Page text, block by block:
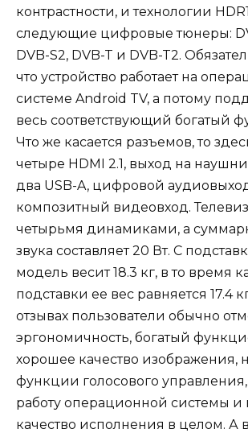
контрастности, и технологии
следующие цифровые тюнеры:
DVB-S2, DVB-T и DVB-T2.
что устройство работает на
системе Android TV, а потому
весь соответствующий богатый
Что же касается разъемов, то
четыре HDMI 2.1, выход на
два USB-A, цифровой
композитный видеовход.
четырьмя динамиками, а
звука составляет 20 Вт. С
модель весит 18.3 кг, в то время
подставки ее вес равняется 17.4
отзывах пользователи обычно
эргономичность, богатый
хорошее качество изображения,
функции голосового
работу операционной системы и
качество исполнения в целом. А